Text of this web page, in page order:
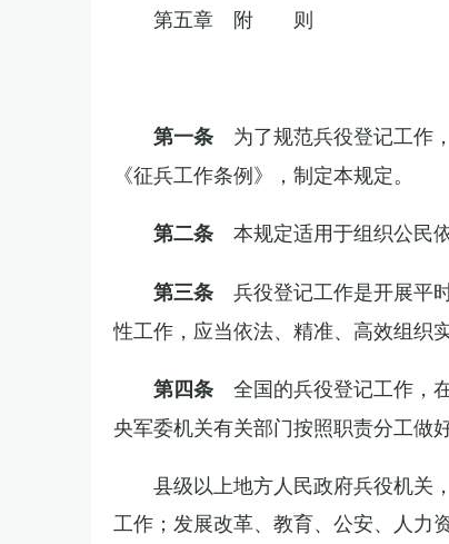
第五章 附 则
第一条 为了规范兵役登记工作
《征兵工作条例》，制定本规定。
第二条 本规定适用于组织公民
第三条 兵役登记工作是开展平
性工作，应当依法、精准、高效组织实
第四条 全国的兵役登记工作，
央军委机关有关部门按照职责分工做
县级以上地方人民政府兵役机关
工作；发展改革、教育、公安、人力